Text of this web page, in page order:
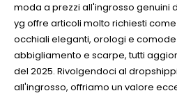
moda a prezzi all'ingrosso genuini
yg offre articoli molto richiesti
occhiali eleganti, orologi e
abbigliamento e scarpe, tutti
del 2025. Rivolgendoci al
all'ingrosso, offriamo un valore